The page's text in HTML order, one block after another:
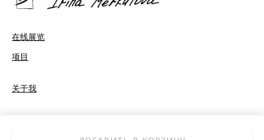
在线展览
项目
关于我